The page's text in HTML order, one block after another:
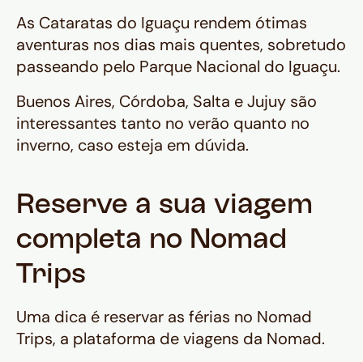
As Cataratas do Iguaçu rendem ótimas
aventuras nos dias mais quentes, sobretudo
passeando pelo Parque Nacional do Iguaçu.
Buenos Aires, Córdoba, Salta e Jujuy são
interessantes tanto no verão quanto no
inverno, caso esteja em dúvida.
Reserve a sua viagem
completa no Nomad
Trips
Uma dica é reservar as férias no Nomad
Trips, a plataforma de viagens da Nomad.